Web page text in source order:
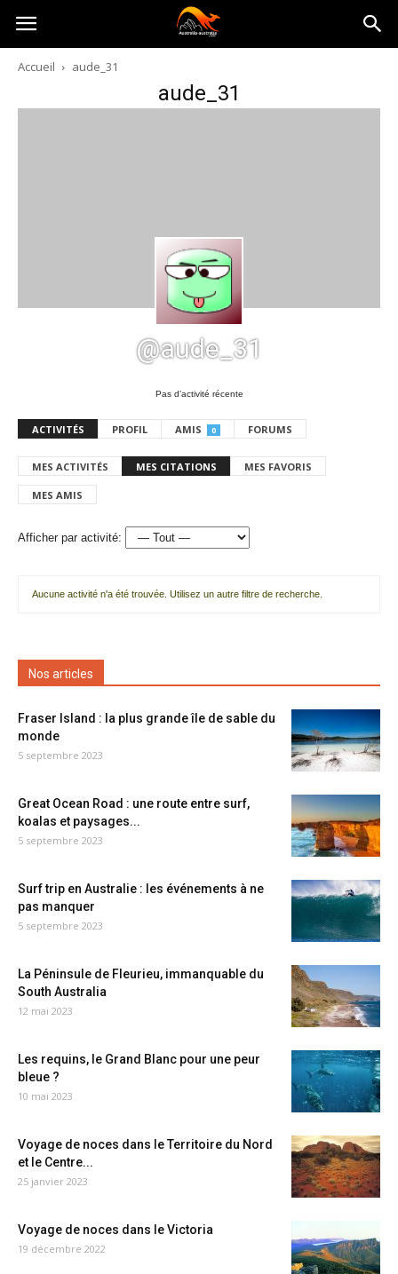
Australia-
australie.com
Accueil aude_31
aude_31
@aude_31
Pas d’activité récente
ACTIVITÉS PROFIL AMIS 0 FORUMS
MES ACTIVITÉS MES CITATIONS MES FAVORIS
MES AMIS
Afficher par activité:
Aucune activité n'a été trouvée. Utilisez un autre filtre de recherche.
Nos articles
Fraser Island : la plus grande île de sable du
monde
5 septembre 2023
Great Ocean Road : une route entre surf,
koalas et paysages...
5 septembre 2023
Surf trip en Australie : les événements à ne
pas manquer
5 septembre 2023
La Péninsule de Fleurieu, immanquable du
South Australia
12 mai 2023
Les requins, le Grand Blanc pour une peur
bleue ?
10 mai 2023
Voyage de noces dans le Territoire du Nord
et le Centre...
25 janvier 2023
Voyage de noces dans le Victoria
19 décembre 2022